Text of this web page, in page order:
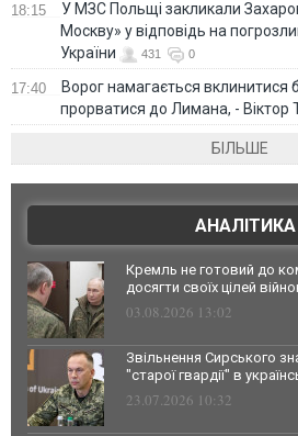
18:15
У МЗС Польщі закликали
Москву» у відповідь на
України
431 0
17:40
Ворог намагається вклинитися
прорватися до Лимана, - Віктор
БІЛЬШЕ
АНАЛІТИКА
Кремль не готовий до
досягти своїх цілей
03.08.2026 13:02
Звільнення Сирського
"старої гвардії" в
23.07.2026 10:32